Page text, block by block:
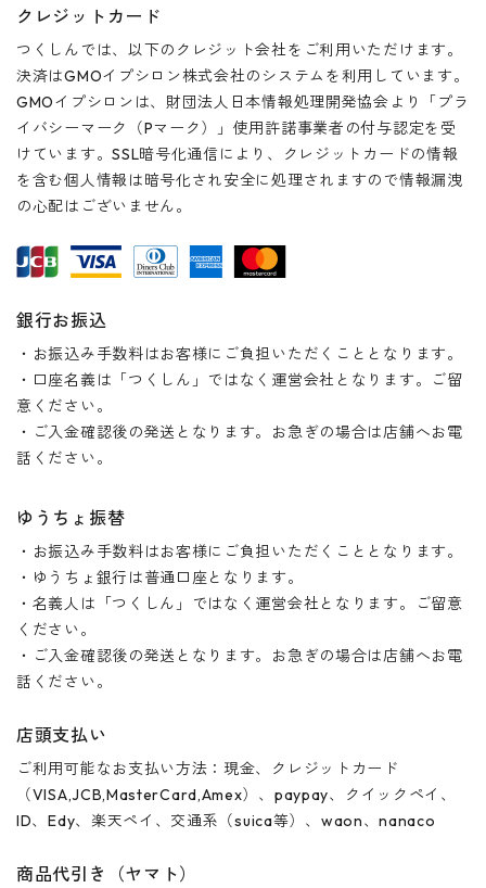
クレジットカード
つくしんでは、以下のクレジット会社をご利用いただけます。
決済はGMOイプシロン株式会社のシステムを利用しています。
GMOイプシロンは、財団法人日本情報処理開発協会より「プラ
イバシーマーク（Pマーク）」使用許諾事業者の付与認定を受
けています。SSL暗号化通信により、クレジットカードの情報
を含む個人情報は暗号化され安全に処理されますので情報漏洩
の心配はございません。
銀行お振込
・お振込み手数料はお客様にご負担いただくこととなります。
・口座名義は「つくしん」ではなく運営会社となります。ご留
意ください。
・ご入金確認後の発送となります。お急ぎの場合は店舗へお電
話ください。
ゆうちょ振替
・お振込み手数料はお客様にご負担いただくこととなります。
・ゆうちょ銀行は普通口座となります。
・名義人は「つくしん」ではなく運営会社となります。ご留意
ください。
・ご入金確認後の発送となります。お急ぎの場合は店舗へお電
話ください。
店頭支払い
ご利用可能なお支払い方法：現金、クレジットカード
（VISA,JCB,MasterCard,Amex）、paypay、クイックペイ、
ID、Edy、楽天ペイ、交通系（suica等）、waon、nanaco
商品代引き（ヤマト）